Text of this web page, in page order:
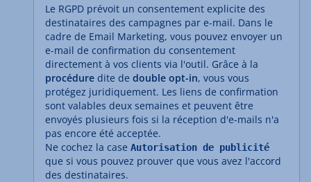
Le RGPD prévoit un consentement explicite des
destinataires des campagnes par e-mail. Dans le
cadre de Email Marketing, vous pouvez envoyer un
e-mail de confirmation du consentement
directement à vos clients via l'outil. Grâce à la
procédure dite de double opt-in, vous vous
protégez juridiquement. Les liens de confirmation
sont valables deux semaines et peuvent être
envoyés plusieurs fois si la réception d'e-mails n'a
pas encore été acceptée.
Ne cochez la case Autorisation de publicité
que si vous pouvez prouver que vous avez l'accord
des destinataires.